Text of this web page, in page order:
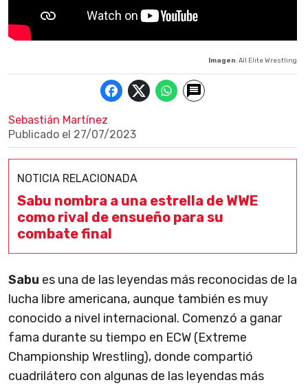
Imagen: All Elite Wrestling
Sebastián Martínez
Publicado el 27/07/2023
NOTICIA RELACIONADA
Sabu nombra a una estrella de WWE
como rival de ensueño para su
combate final
Sabu es una de las leyendas más reconocidas de la
lucha libre americana, aunque también es muy
conocido a nivel internacional. Comenzó a ganar
fama durante su tiempo en ECW (Extreme
Championship Wrestling), donde compartió
cuadrilátero con algunas de las leyendas más